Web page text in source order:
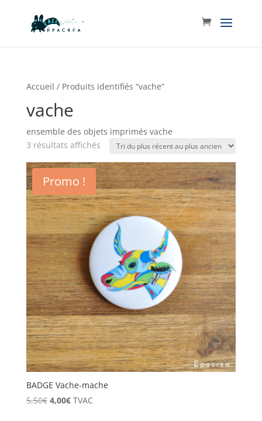
Accueil / Produits identifiés “vache”
vache
ensemble des objets imprimés vache
3 résultats affichésTrié
plus
récent
au
plus
ancien
Promo !
BADGE Vache-mache
5,50€ Le
4,00€Le
TVAC